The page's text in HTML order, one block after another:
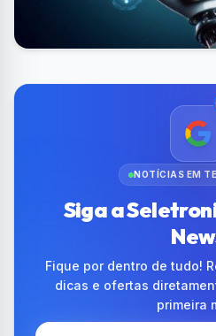
NOTÍCIAS EM
Siga a
Fique por dentro de tudo!
dicas e ofertas
primeira